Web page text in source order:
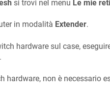
si trovi nel menu Le mie
in modalità Extender.
hardware sul case,
hardware, non è necessario